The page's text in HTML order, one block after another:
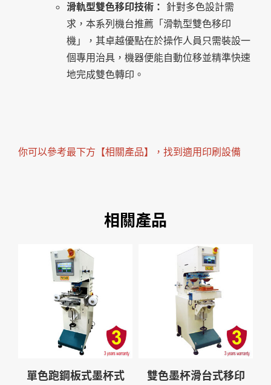
滑軌型雙色移印技術： 針對多色設計需
求，本系列機台推薦「滑軌型雙色移印
機」，其卓越優點在於操作人員只需裝設一
個專用治具，機器便能自動位移並精準快速
地完成雙色轉印。
你可以參考最下方【相關產品】，找到適用印刷設備
相關產品
單色跑鋼板式墨杯式
雙色墨杯滑台式移印